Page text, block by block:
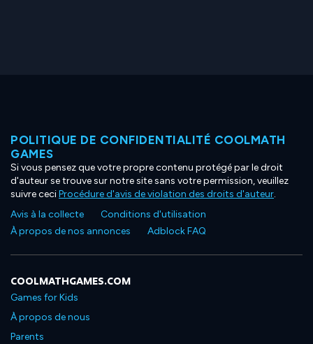
POLITIQUE DE CONFIDENTIALITÉ COOLMATH
GAMES
Si vous pensez que votre propre contenu protégé par le droit
d'auteur se trouve sur notre site sans votre permission, veuillez
suivre ceciProcédure d'avis de violation des droits d'auteur.
Avis à la collecte
Conditions d'utilisation
À propos de nos annonces
Adblock FAQ
COOLMATHGAMES.COM
Games for Kids
À propos de nous
Parents